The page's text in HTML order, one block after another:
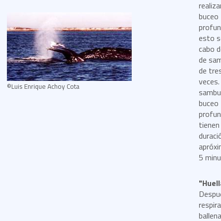
©Luis Enrique Achoy Cota
buceo
esto
cabo
de
de
buceo
5